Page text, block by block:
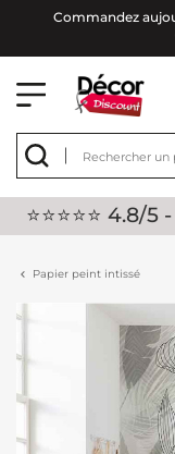
Commandez
⭐⭐⭐⭐⭐
Papier peint intissé